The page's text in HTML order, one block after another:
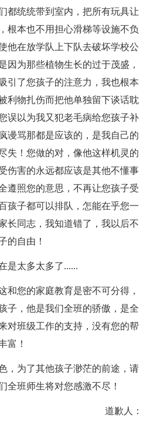
都统统带到室内，把所有玩具让
根本也不用担心滑梯等设施不负
他在放学队上下队去破坏学校公
因为那些植物生长的过于茂盛，
引了您孩子的注意力，我也根本
利物扎伤而把他单独留下谈话耽
误以为我又犯老毛病给您孩子补
谩骂那都是应该的，是我自己的
失！您做的对，像他这样机灵的
伤害的永远都应该是其他不懂事
遵照您的意思，不再让您孩子受
孩子都可以排队，怎能在乎您一
长同志，我知道错了，我以后不
的自由！
是太多太多了......
和您的家庭教育是密不可分得，
子，他是我们全班的骄傲，是全
对班级工作的支持，没有您的帮
富！
，为了其他孩子渺茫的前途，请
全班师生将对您感激不尽！
道歉人：